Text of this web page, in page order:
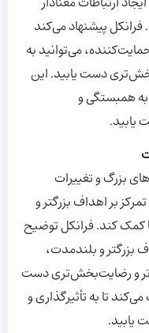
پیشنهاد می‌کند
می‌توانید به
دست یابید. این
همبستگی و
بزرگ و تغییرات
بر اهداف بزرگتر و
کمک کند. فرانکل توضیح
بزرگتر و بلندمدت،
و رضایت‌بخش‌تری دست
تا به تأثیرگذاری و
یابید.